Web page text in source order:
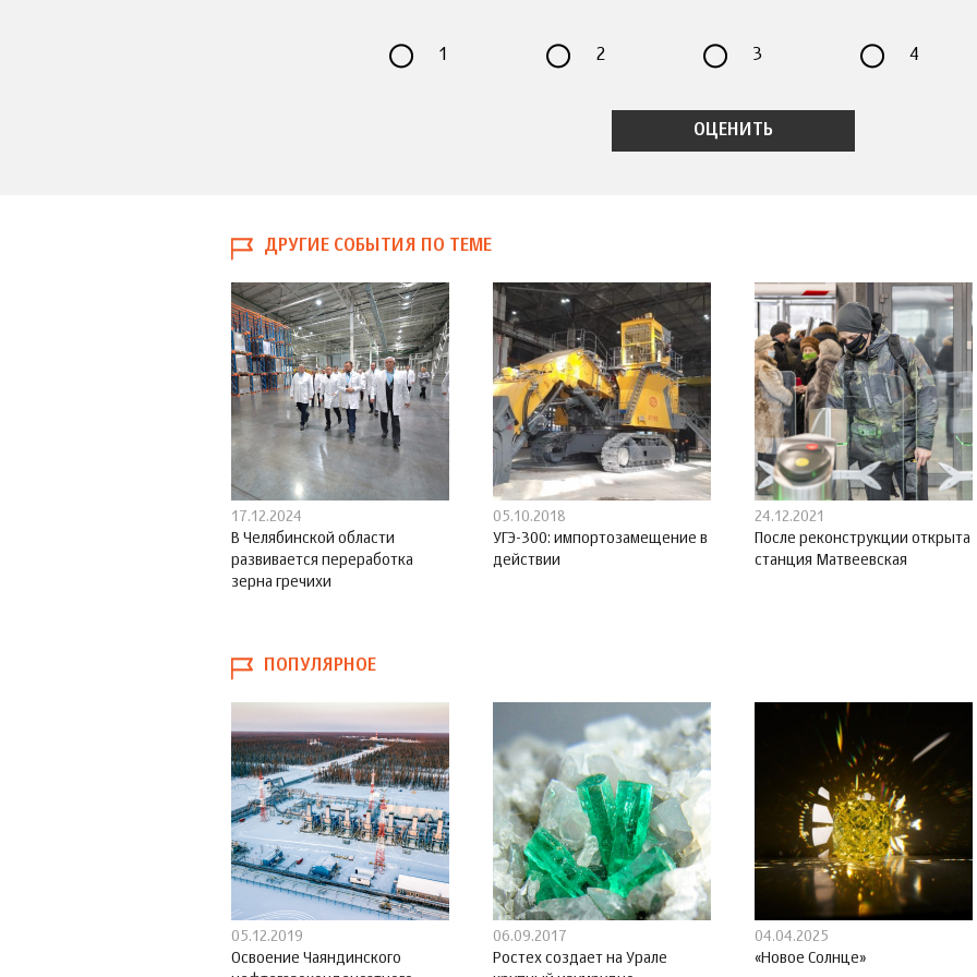
1 2 3 4
ДРУГИЕ СОБЫТИЯ ПО ТЕМЕ
17.12.2024
В Челябинской области
развивается переработка
зерна гречихи
05.10.2018
УГЭ-300: импортозамещение в
действии
24.12.2021
После реконструкции открыта
станция Матвеевская
ПОПУЛЯРНОЕ
05.12.2019
Освоение Чаяндинского
06.09.2017
Ростех создает на Урале
04.04.2025
«Новое Солнце»